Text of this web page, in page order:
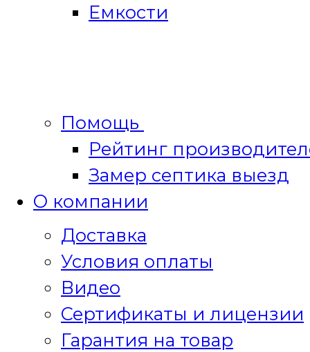
Емкости
Помощь
Рейтинг
Замер септика выезд
О компании
Доставка
Условия оплаты
Видео
Сертификаты и лицензии
Гарантия на товар